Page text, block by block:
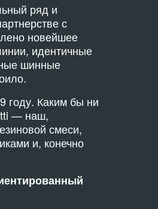
ряд и
с
новейшее
идентичные
шинные
году. Каким бы ни
— наш,
смеси,
и, конечно